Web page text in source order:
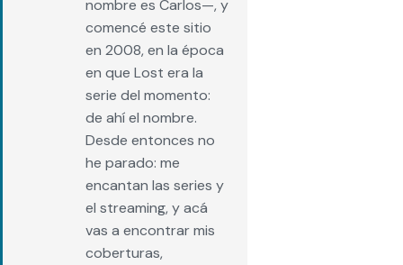
nombre es Carlos—, y
comencé este sitio
en 2008, en la época
en que Lost era la
serie del momento:
de ahí el nombre.
Desde entonces no
he parado: me
encantan las series y
el streaming, y acá
vas a encontrar mis
coberturas,